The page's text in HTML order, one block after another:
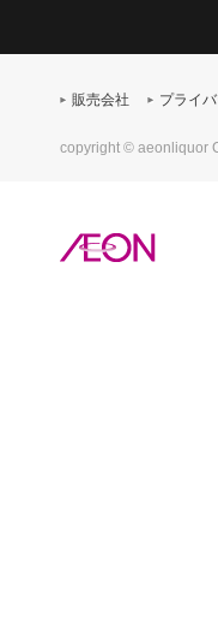
販売会社 プライ
copyright © aeonliquor